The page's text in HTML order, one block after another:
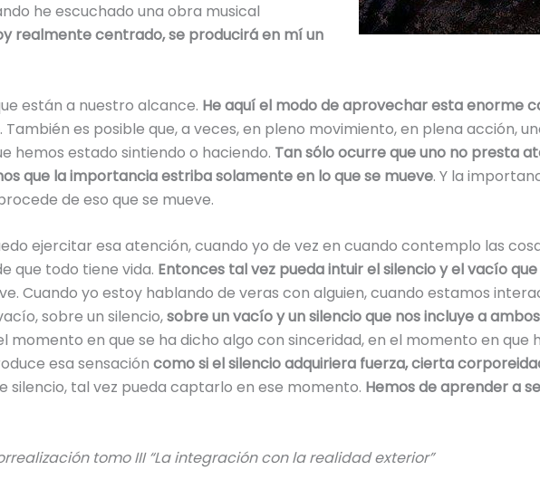
he escuchado una obra musical
realmente centrado, se producirá en mí un
están a nuestro alcance. He aquí el modo de aprovechar esta enorme
. También es posible que, a veces, en pleno movimiento, en plena acción,
hemos estado sintiendo o haciendo. Tan sólo ocurre que uno no presta
que la importancia estriba solamente en lo que se mueve. Y la
de eso que se mueve.
ejercitar esa atención, cuando yo de vez en cuando contemplo las
que todo tiene vida. Entonces tal vez pueda intuir el silencio y el vacío
Cuando yo estoy hablando de veras con alguien, cuando estamos
sobre un silencio,sobre un vacío y un silencio que nos incluye a
momento en que se ha dicho algo con sinceridad, en el momento en
esa sensación como si el silencio adquiriera fuerza, cierta
silencio, tal vez pueda captarlo en ese momento. Hemos de aprender a
tomo III “La integración con la realidad exterior”